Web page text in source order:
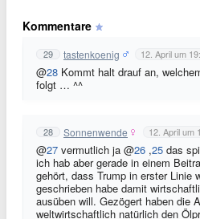
Kommentare
29 tastenkoenig 12. April um
@28 Kommt halt drauf an,
folgt … ^^
28 Sonnenwende 12. April um
@27 vermutlich ja @26 ,25 das
ich hab aber gerade in einem
gehört, dass Trump in erster Linie
geschrieben habe damit
ausüben will. Gezögert haben die
weltwirtschaftlich natürlich den